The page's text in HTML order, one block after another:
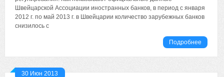
Швейцарской Ассоциации иностранных банков, в период с января
2012 г. по май 2013 г. в Швейцарии количество зарубежных банков
снизилось с
Подробнее
30 Июн 2013